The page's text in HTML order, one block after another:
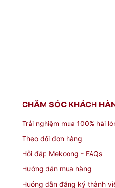
CHĂM SÓC KHÁCH
Trải nghiệm mua 100% hài
Theo dõi đơn hàng
Hỏi đáp Mekoong - FAQs
Hướng dẫn mua hàng
Huóng dẫn đăng ký thành